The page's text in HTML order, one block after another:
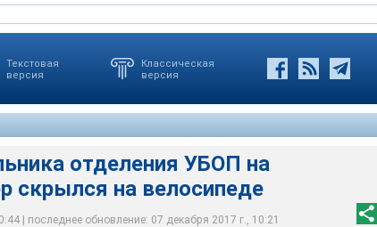
Текстовая
версия
Классическая
версия
отделения УБОП на
скрылся на велосипеде
| последнее обновление: 07 декабря 2017 г., 10:21
края неизвестный преступник из
служебную автомашину начальника отделения
преступностью краевого ГУВД,
Лачинова